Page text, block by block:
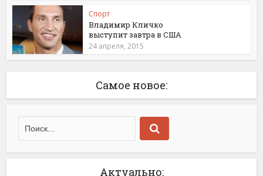
Спорт
Владимир Кличко
выступит завтра в США
24 апреля, 2015
Самое новое:
Актуально: